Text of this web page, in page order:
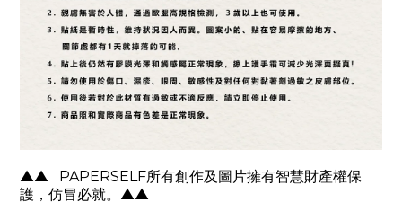
▲▲ PAPERSELF所有創作及圖片擁有智慧財產權保
護，仿冒必就。 ▲▲